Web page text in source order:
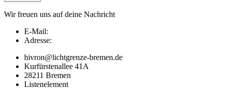
Wir freuen uns auf deine Nachricht
E-Mail:
Adresse:
hivron@lichtgrenze-bremen.de
Kurfürstenallee 41A
28211 Bremen
Listenelement